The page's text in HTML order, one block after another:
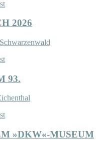
2026
93.
»DKW«-MUSEUM